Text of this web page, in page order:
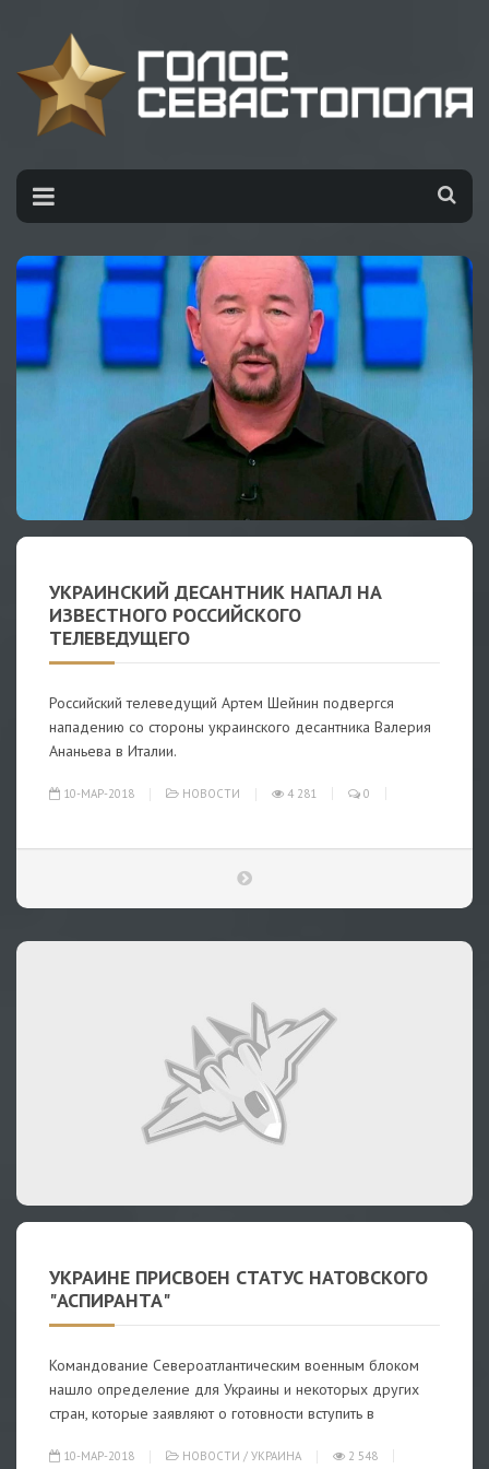
УКРАИНСКИЙ ДЕСАНТНИК НАПАЛ НА
ИЗВЕСТНОГО РОССИЙСКОГО
ТЕЛЕВЕДУЩЕГО
Российский телеведущий Артем Шейнин подвергся
нападению со стороны украинского десантника Валерия
Ананьева в Италии.
10-МАР-2018 НОВОСТИ 4 281 0
УКРАИНЕ ПРИСВОЕН СТАТУС НАТОВСКОГО
"АСПИРАНТА"
Командование Североатлантическим военным блоком
нашло определение для Украины и некоторых других
стран, которые заявляют о готовности вступить в
10-МАР-2018 НОВОСТИ / УКРАИНА 2 548